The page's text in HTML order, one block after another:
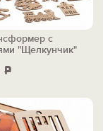
Р
с
"Щелкунчик"